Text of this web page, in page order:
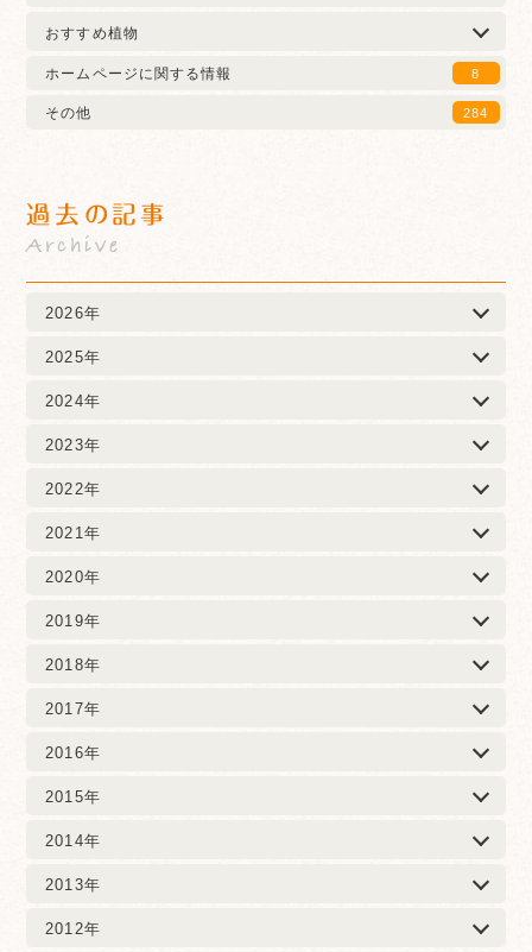
おすすめ植物
ホームページに関する情報
8
その他 284
過去の記事
Archive
2026年
2025年
2024年
2023年
2022年
2021年
2020年
2019年
2018年
2017年
2016年
2015年
2014年
2013年
2012年